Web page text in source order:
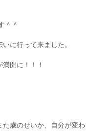
＾＾
に行って来ました。
開に！！！
歳のせいか、自分が変わ